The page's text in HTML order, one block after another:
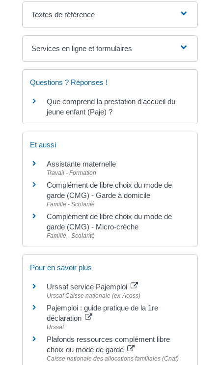
Textes de référence
Services en ligne et formulaires
Questions ? Réponses !
Que comprend la prestation d'accueil du
jeune enfant (Paje) ?
Et aussi
Assistante maternelle
Travail - Formation
Complément de libre choix du mode de
garde (CMG) - Garde à domicile
Famille - Scolarité
Complément de libre choix du mode de
garde (CMG) - Micro-crèche
Famille - Scolarité
Pour en savoir plus
Urssaf service Pajemploi
Urssaf Caisse nationale (ex-Acoss)
Pajemploi : guide pratique de la 1re
déclaration
Urssaf
Plafonds ressources complément libre
choix du mode de garde
Caisse nationale des allocations familiales (Cnaf)